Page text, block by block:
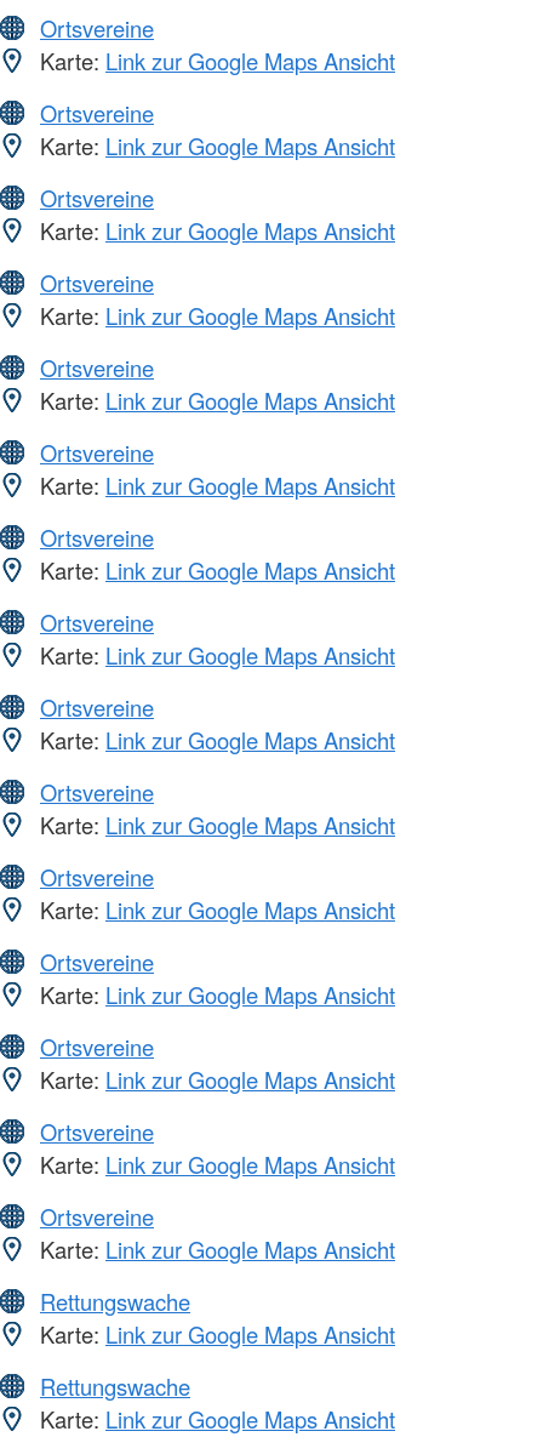
Ortsvereine
Karte: Link zur Google Maps Ansicht
Ortsvereine
Karte: Link zur Google Maps Ansicht
Ortsvereine
Karte: Link zur Google Maps Ansicht
Ortsvereine
Karte: Link zur Google Maps Ansicht
Ortsvereine
Karte: Link zur Google Maps Ansicht
Ortsvereine
Karte: Link zur Google Maps Ansicht
Ortsvereine
Karte: Link zur Google Maps Ansicht
Ortsvereine
Karte: Link zur Google Maps Ansicht
Ortsvereine
Karte: Link zur Google Maps Ansicht
Ortsvereine
Karte: Link zur Google Maps Ansicht
Ortsvereine
Karte: Link zur Google Maps Ansicht
Ortsvereine
Karte: Link zur Google Maps Ansicht
Ortsvereine
Karte: Link zur Google Maps Ansicht
Ortsvereine
Karte: Link zur Google Maps Ansicht
Ortsvereine
Karte: Link zur Google Maps Ansicht
Rettungswache
Karte: Link zur Google Maps Ansicht
Rettungswache
Karte: Link zur Google Maps Ansicht